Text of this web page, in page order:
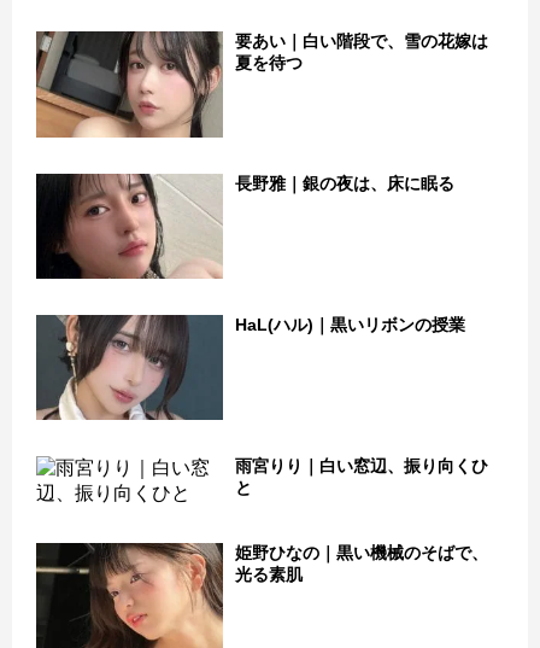
要あい｜白い階段で、雪の花嫁は
夏を待つ
長野雅｜銀の夜は、床に眠る
HaL(ハル)｜黒いリボンの授業
雨宮りり｜白い窓辺、振り向くひ
と
姫野ひなの｜黒い機械のそばで、
光る素肌